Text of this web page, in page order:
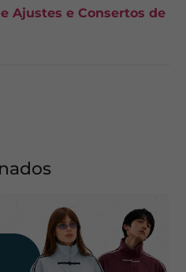
Ajustes e Consertos de